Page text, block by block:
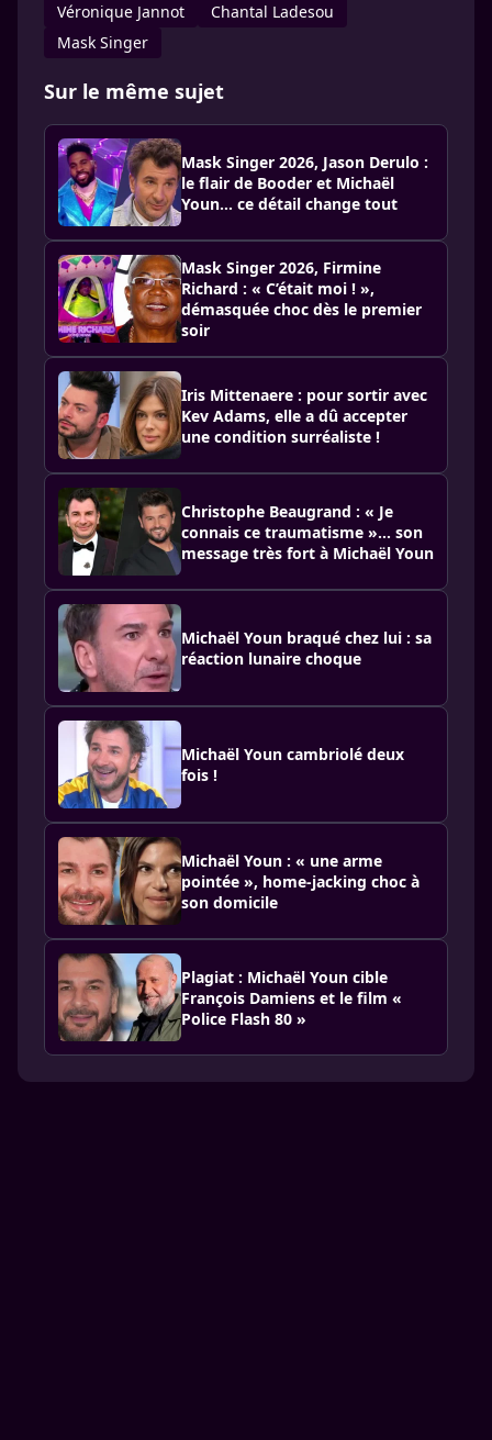
Véronique Jannot
Chantal Ladesou
Mask Singer
Sur le même sujet
Mask Singer 2026, Jason Derulo :
le flair de Booder et Michaël
Youn… ce détail change tout
Mask Singer 2026, Firmine
Richard : « C’était moi ! »,
démasquée choc dès le premier
soir
Iris Mittenaere : pour sortir avec
Kev Adams, elle a dû accepter
une condition surréaliste !
Christophe Beaugrand : « Je
connais ce traumatisme »… son
message très fort à Michaël Youn
Michaël Youn braqué chez lui : sa
réaction lunaire choque
Michaël Youn cambriolé deux
fois !
Michaël Youn : « une arme
pointée », home-jacking choc à
son domicile
Plagiat : Michaël Youn cible
François Damiens et le film «
Police Flash 80 »